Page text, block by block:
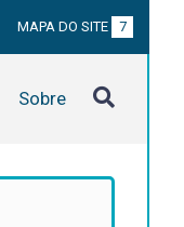
MAPA DO SITE 7
Sobre